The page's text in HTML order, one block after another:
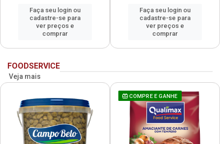
Faça seu login ou
cadastre-se para
ver preços e
comprar
Faça seu login ou
cadastre-se para
ver preços e
comprar
FOODSERVICE
Veja mais
COMPRE E GANHE